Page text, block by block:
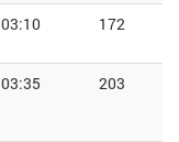
03:10 172
03:35 203